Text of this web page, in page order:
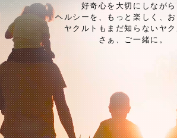
好奇心を大切にしながら
ヘルシーを、もっと楽しく、お
ヤクルトもまだ知らないヤ
さぁ、ご一緒に。